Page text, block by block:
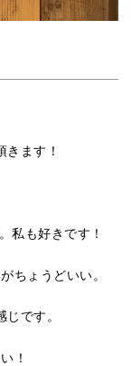
ます！
私も好きです！
ちょうどいい。
です。
！